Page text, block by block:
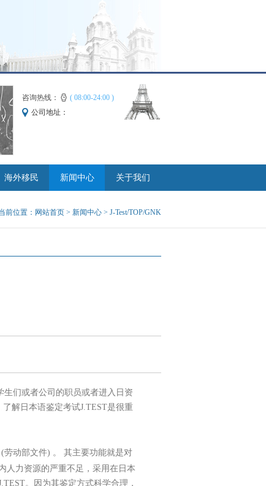
咨询热线：
( 08:00-24:00 )
公司地址：
海外移民 新闻中心 关于我们
前位置： 网站首页 > 新闻中心 > J-Test/TOP/GNK
们或者公司的职员或者进入日资
解日本语鉴定考试J.TEST是很重
劳动部文件) 。 其主要功能就是对
人力资源的严重不足，采用在日本
。因为其鉴定方式科学合理，